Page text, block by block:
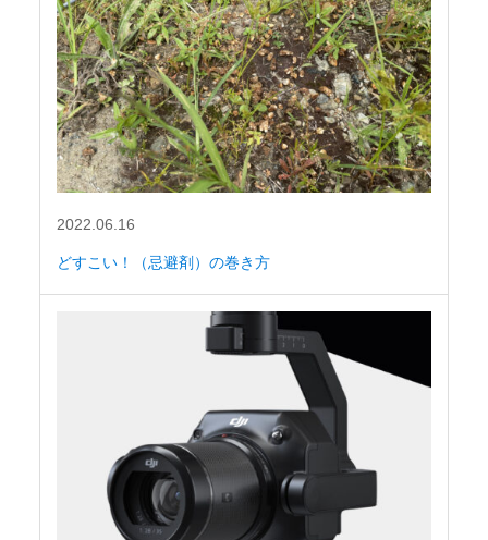
2022.06.16
どすこい！（忌避剤）の巻き方